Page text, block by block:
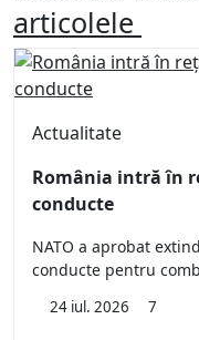
articolele
Actualitate
România intră în
conducte
NATO a aprobat
conducte pentru
24 iul. 2026 7